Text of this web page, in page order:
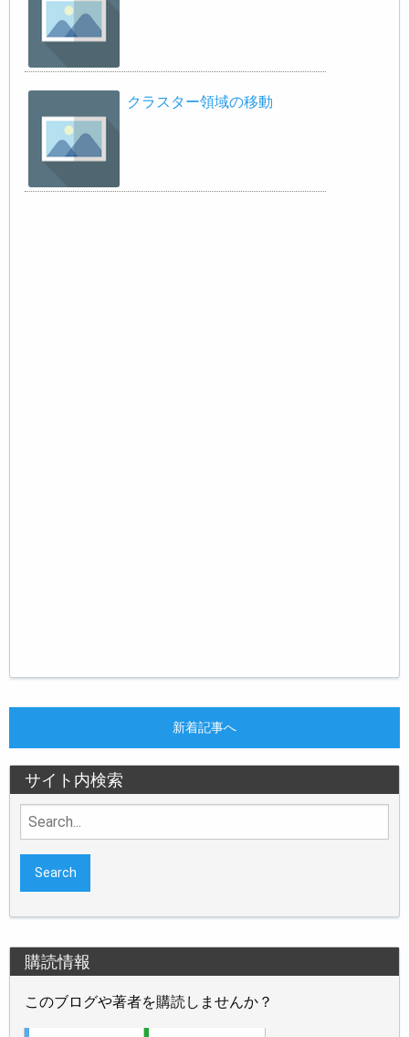
クラスター領域の移動
新着記事へ
サイト内検索
Search
for:
購読情報
このブログや著者を購読しませんか？